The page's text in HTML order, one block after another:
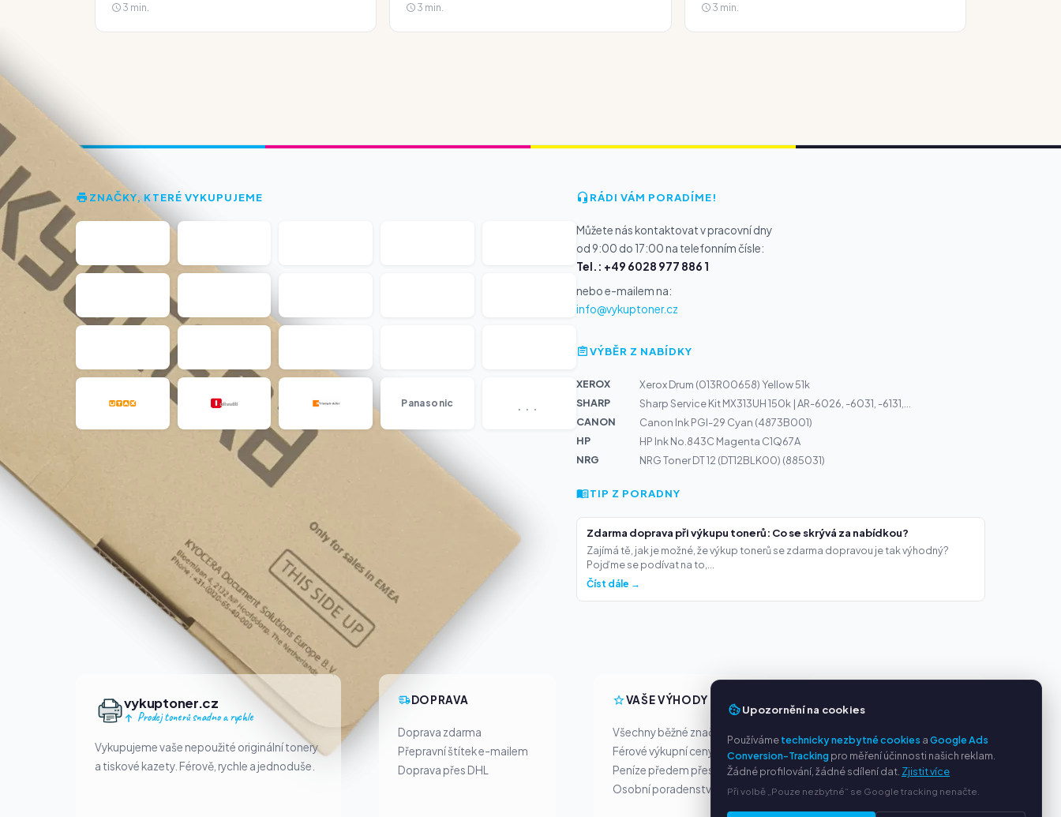
3 min. 3 min. 3 min.
ZNAČKY, KTERÉ VYKUPUJEME
Panasonic ...
RÁDI VÁM PORADÍME!
Můžete nás kontaktovat v pracovní dny
od 9:00 do 17:00 na telefonním čísle:
Tel.: +49 6028 977 886 1
nebo e-mailem na:
info@vykuptoner.cz
VÝBĚR Z NABÍDKY
XEROX
Xerox Drum (013R00658) Yellow 51k
SHARP
Sharp Service Kit MX313UH 150k | AR-6026, -6031, -6131,...
CANON
Canon Ink PGI-29 Cyan (4873B001)
HP
HP Ink No.843C Magenta C1Q67A
NRG
NRG Toner DT 12 (DT12BLK00) (885031)
TIP Z PORADNY
Zdarma doprava při výkupu tonerů: Co se skrývá za nabídkou?
Zajímá tě, jak je možné, že výkup tonerů se zdarma dopravou je tak výhodný?
Pojďme se podívat na to,...
Číst dále →
vykuptoner.cz
Prodej tonerů snadno a rychle
Vykupujeme vaše nepoužité originální tonery
a tiskové kazety. Férově, rychle a jednoduše.
DOPRAVA
Doprava zdarma
Přepravní štítek e-mailem
Doprava přes DHL
VAŠE VÝHODY
Všechny běžné značky
Férové výkupní ceny
Peníze předem přes PayPal
Osobní poradenství
Ochrana osobních údajů
Kontakt / Právní informace
Časté dotazy (FAQ)
Upozornění na cookies
Používámetechnicky nezbytné cookies aGoogle Ads
Conversion-Trackingpro měření účinnosti našich reklam.
Žádné profilování, žádné sdílení dat. Zjistit více
Při volbě „Pouze nezbytné“ se Google tracking nenačte.